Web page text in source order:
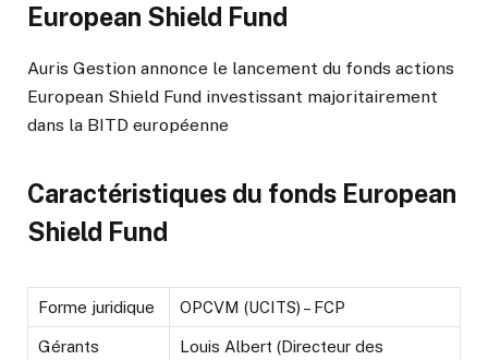
European Shield Fund
Auris Gestion annonce le lancement du fonds actions
European Shield Fund investissant majoritairement
dans la BITD européenne
Caractéristiques du fonds European
Shield Fund
Forme juridique OPCVM (UCITS) – FCP
Gérants
Louis Albert (Directeur des